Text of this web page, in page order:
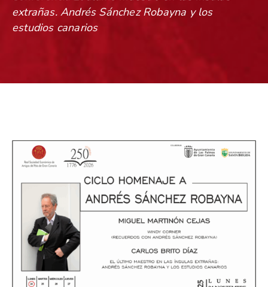
extrañas. Andrés Sánchez Robayna y los
estudios canarios